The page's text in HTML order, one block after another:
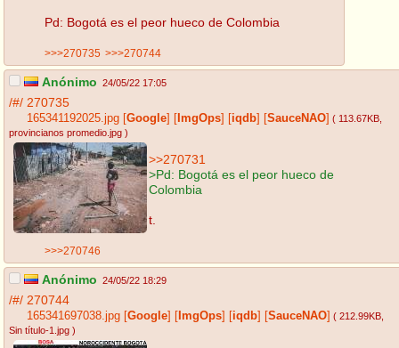
Pd: Bogotá es el peor hueco de Colombia
>>>270735 >>>270744
Anónimo 24/05/22 17:05
/#/ 270735
165341192025.jpg Google ImgOps iqdb SauceNAO ( 113.67KB
provincianos promedio.jpg )
>>270731
>Pd: Bogotá es el peor hueco de
Colombia
t.
>>>270746
Anónimo 24/05/22 18:29
/#/ 270744
165341697038.jpg Google ImgOps iqdb SauceNAO ( 212.99KB
Sin título-1.jpg )